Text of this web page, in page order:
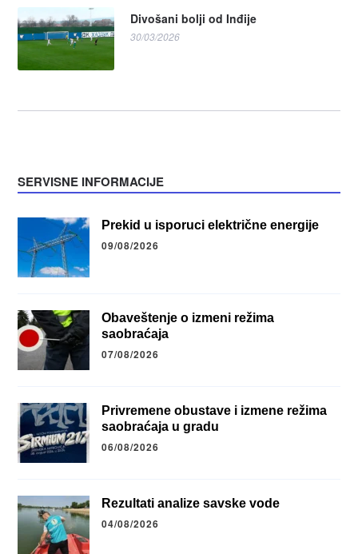
Divošani bolji od Inđije
30/03/2026
SERVISNE INFORMACIJE
Prekid u isporuci električne energije
09/08/2026
Obaveštenje o izmeni režima
saobraćaja
07/08/2026
Privremene obustave i izmene režima
saobraćaja u gradu
06/08/2026
Rezultati analize savske vode
04/08/2026